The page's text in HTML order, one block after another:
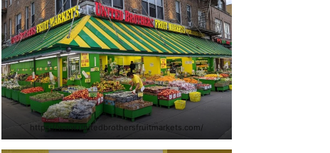
https://www.unitedbrothersfruitmarkets.com/